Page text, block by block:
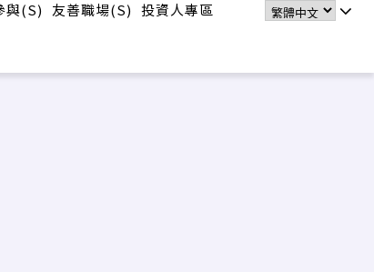
與(S) 友善職場(S) 投資人專區